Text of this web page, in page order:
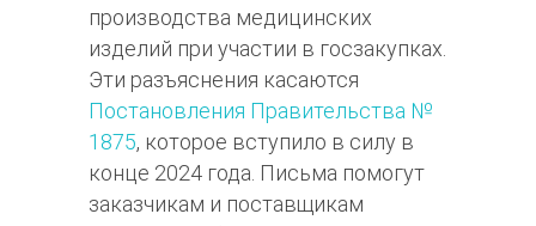
производства медицинских
изделий при участии в госзакупках.
Эти разъяснения касаются
Постановления Правительства №
1875, которое вступило в силу в
конце 2024 года. Письма помогут
заказчикам и поставщикам